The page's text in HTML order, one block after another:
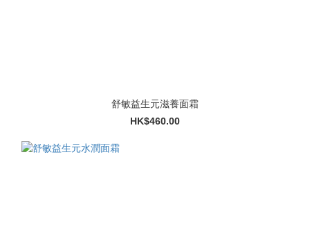
舒敏益生元滋養面霜
HK$460.00